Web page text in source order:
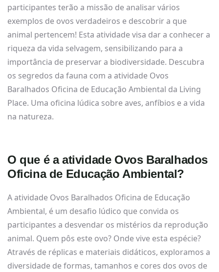
participantes terão a missão de analisar vários
exemplos de ovos verdadeiros e descobrir a que
animal pertencem! Esta atividade visa dar a conhecer a
riqueza da vida selvagem, sensibilizando para a
importância de preservar a biodiversidade. Descubra
os segredos da fauna com a atividade Ovos
Baralhados Oficina de Educação Ambiental da Living
Place. Uma oficina lúdica sobre aves, anfíbios e a vida
na natureza.
O que é a atividade Ovos Baralhados
Oficina de Educação Ambiental?
A atividade Ovos Baralhados Oficina de Educação
Ambiental, é um desafio lúdico que convida os
participantes a desvendar os mistérios da reprodução
animal. Quem pôs este ovo? Onde vive esta espécie?
Através de réplicas e materiais didáticos, exploramos a
diversidade de formas, tamanhos e cores dos ovos de